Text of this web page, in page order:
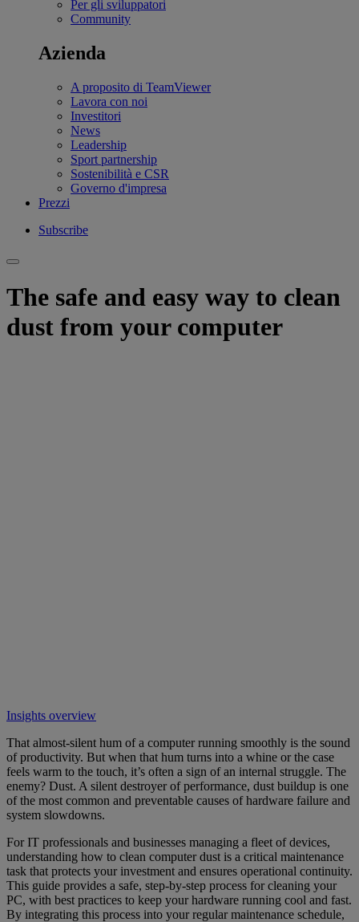
Per gli sviluppatori
Community
Azienda
A proposito di TeamViewer
Lavora con noi
Investitori
News
Leadership
Sport partnership
Sostenibilità e CSR
Governo d'impresa
Prezzi
Subscribe
The safe and easy way to clean
dust from your computer
Insights overview
That almost-silent hum of a computer running smoothly is the sound
of productivity. But when that hum turns into a whine or the case
feels warm to the touch, it’s often a sign of an internal struggle. The
enemy? Dust. A silent destroyer of performance, dust buildup is one
of the most common and preventable causes of hardware failure and
system slowdowns.
For IT professionals and businesses managing a fleet of devices,
understanding how to clean computer dust is a critical maintenance
task that protects your investment and ensures operational continuity.
This guide provides a safe, step-by-step process for cleaning your
PC, with best practices to keep your hardware running cool and fast.
By integrating this process into your regular maintenance schedule,